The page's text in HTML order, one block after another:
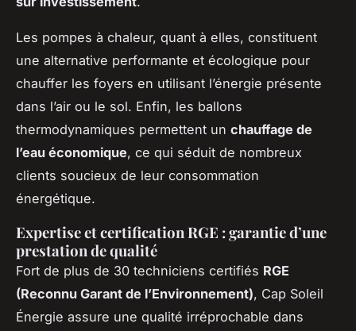
Les pompes à chaleur, quant à elles, constituent
une alternative performante et écologique pour
chauffer les foyers en utilisant l’énergie présente
dans l’air ou le sol. Enfin, les ballons
thermodynamiques permettent un chauffage de
l’eau économique, ce qui séduit de nombreux
clients soucieux de leur consommation
énergétique.
Expertise et certification RGE : garantie d’une
prestation de qualité
Fort de plus de 30 techniciens certifiés RGE
(Reconnu Garant de l’Environnement), Cap Soleil
Énergie assure une qualité irréprochable dans